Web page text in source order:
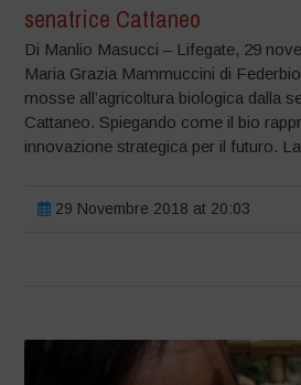
senatrice Cattaneo
Di Manlio Masucci – Lifegate, 29
Maria Grazia Mammuccini di
mosse all’agricoltura biologica dalla
Cattaneo. Spiegando come il bio
innovazione strategica per il futuro.
29 Novembre 2018 at 20:03